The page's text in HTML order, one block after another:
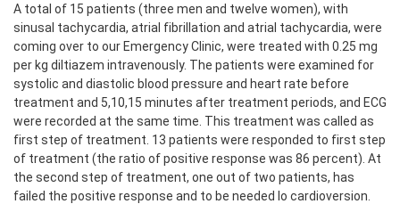
A total of 15 patients (three men and twelve women), with
sinusal tachycardia, atrial fibrillation and atrial tachycardia, were
coming over to our Emergency Clinic, were treated with 0.25 mg
per kg diltiazem intravenously. The patients were examined for
systolic and diastolic blood pressure and heart rate before
treatment and 5,10,15 minutes after treatment periods, and ECG
were recorded at the same time. This treatment was called as
first step of treatment. 13 patients were responded to first step
of treatment (the ratio of positive response was 86 percent). At
the second step of treatment, one out of two patients, has
failed the positive response and to be needed lo cardioversion.